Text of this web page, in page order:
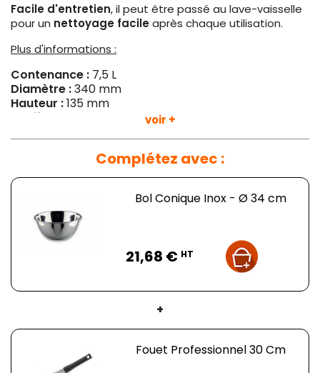
Facile d'entretien, il peut être passé au lave-vaisselle
pour un nettoyage facileaprès chaque utilisation.
Plus d'informations :
Contenance : 7,5 L
Diamètre :340 mm
Hauteur :135 mm
Matière :
Acier inoxydablevoir +
Complétez avec :
Bol Conique Inox - Ø 34 cm
21,68 € HT
+
Fouet Professionnel 30 Cm